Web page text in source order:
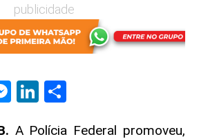
publicidade
Messenger
LinkedIn
A Polícia Federal promoveu,